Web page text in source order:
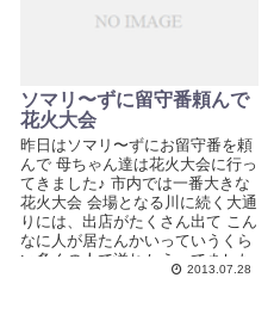
ソマリ〜ずに留守番頼んで
花火大会
昨日はソマリ〜ずにお留守番を頼
んで 母ちゃん達は花火大会に行っ
てきました♪ 市内では一番大きな
花火大会 会場となる川に続く大通
りには、出店がたくさん出て こん
なに人が居たんかいっていうくら
い多くの人で溢れかえってました
2013.07.28